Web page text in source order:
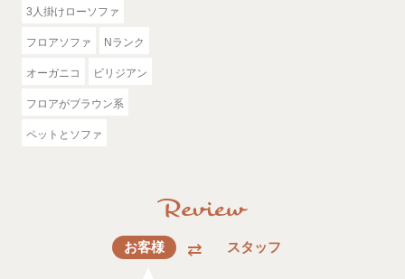
3人掛けローソファ
フロアソファ Nランク
オーガニコ ビリジアン
フロアがブラウン系
ペットとソファ
お客様 スタッフ